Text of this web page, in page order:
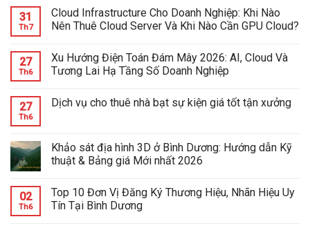
31
Th7
Cloud Infrastructure Cho Doanh Nghiệp: Khi Nào
Nên Thuê Cloud Server Và Khi Nào Cần GPU Cloud?
27
Th6
Xu Hướng Điện Toán Đám Mây 2026: AI, Cloud Và
Tương Lai Hạ Tầng Số Doanh Nghiệp
27
Th6
Dịch vụ cho thuê nhà bạt sự kiện giá tốt tận xưởng
Khảo sát địa hình 3D ở Bình Dương: Hướng dẫn Kỹ
thuật & Bảng giá Mới nhất 2026
02
Th6
Top 10 Đơn Vị Đăng Ký Thương Hiệu, Nhãn Hiệu Uy
Tín Tại Bình Dương